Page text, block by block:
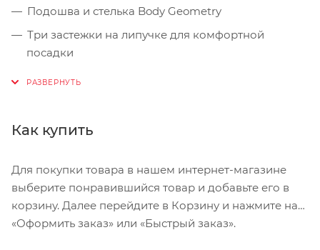
Подошва и стелька Body Geometry
Три застежки на липучке для комфортной
посадки
с большинством МТБ-педалей
Как купить
Для покупки товара в нашем интернет-магазине
выберите понравившийся товар и добавьте его в
корзину. Далее перейдите в Корзину и нажмите на
«Оформить заказ» или «Быстрый заказ».